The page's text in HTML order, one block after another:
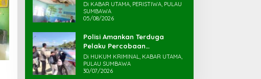
Di KABAR UTAMA, PERISTIWA, PULAU
SUMBAWA
05/08/2026
Polisi Amankan Terduga
Pelaku Percobaan
Pemerkosaan yang Ancam
Korban dengan Parang
Di HUKUM KRIMINAL, KABAR UTAMA,
PULAU SUMBAWA
30/07/2026